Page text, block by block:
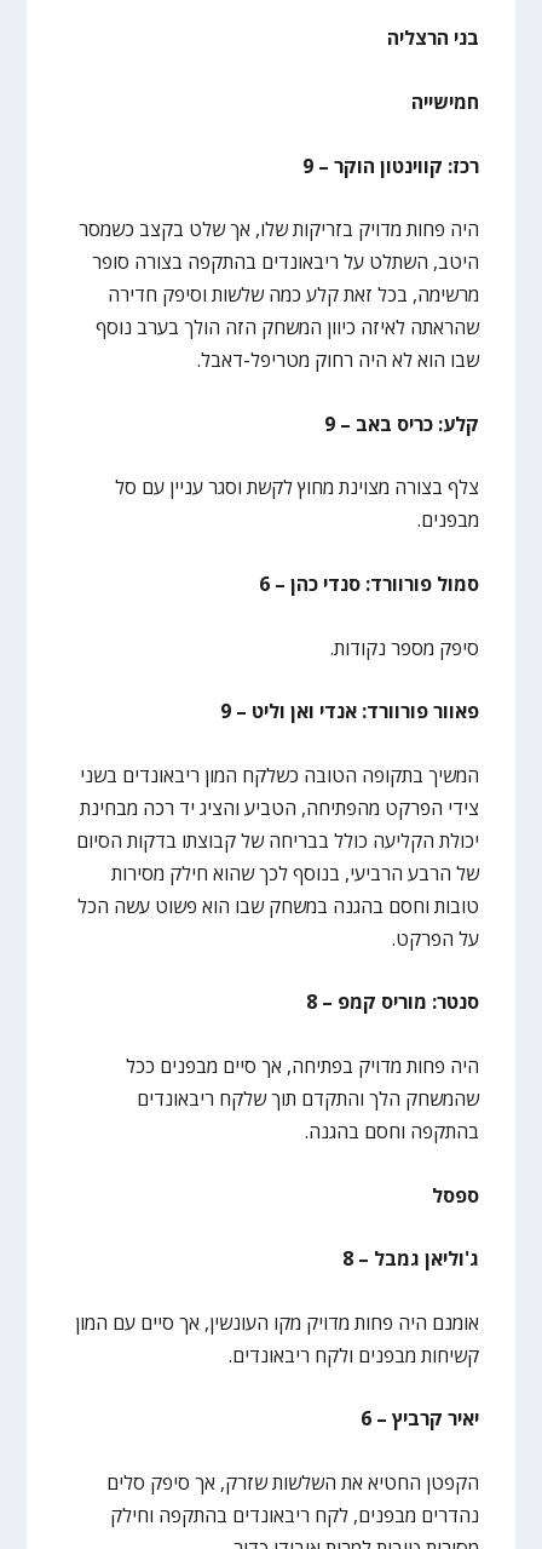
בני הרצליה
חמישייה
רכז: קווינטון הוקר – 9
היה פחות מדויק בזריקות שלו, אך שלט בקצב כשמסר
היטב, השתלט על ריבאונדים בהתקפה בצורה סופר
מרשימה, בכל זאת קלע כמה שלשות וסיפק חדירה
שהראתה לאיזה כיוון המשחק הזה הולך בערב נוסף
שבו הוא לא היה רחוק מטריפל-דאבל.
קלע: כריס באב – 9
צלף בצורה מצוינת מחוץ לקשת וסגר עניין עם סל
מבפנים.
סמול פורוורד: סנדי כהן – 6
סיפק מספר נקודות.
פאוור פורוורד: אנדי ואן וליט – 9
המשיך בתקופה הטובה כשלקח המון ריבאונדים בשני
צידי הפרקט מהפתיחה, הטביע והציג יד רכה מבחינת
יכולת הקליעה כולל בבריחה של קבוצתו בדקות הסיום
של הרבע הרביעי, בנוסף לכך שהוא חילק מסירות
טובות וחסם בהגנה במשחק שבו הוא פשוט עשה הכל
על הפרקט.
סנטר: מוריס קמפ – 8
היה פחות מדויק בפתיחה, אך סיים מבפנים ככל
שהמשחק הלך והתקדם תוך שלקח ריבאונדים
בהתקפה וחסם בהגנה.
ספסל
ג'וליאן גמבל – 8
אומנם היה פחות מדויק מקו העונשין, אך סיים עם המון
קשיחות מבפנים ולקח ריבאונדים.
יאיר קרביץ – 6
הקפטן החטיא את השלשות שזרק, אך סיפק סלים
נהדרים מבפנים, לקח ריבאונדים בהתקפה וחילק